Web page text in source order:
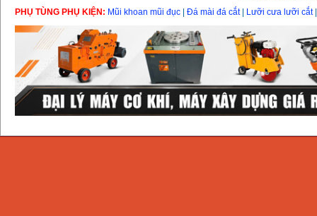
PHỤ TÙNG PHỤ KIỆN: Mũi khoan mũi đục Đá mài đá cắt| Lưỡi cưa lưỡi cắt